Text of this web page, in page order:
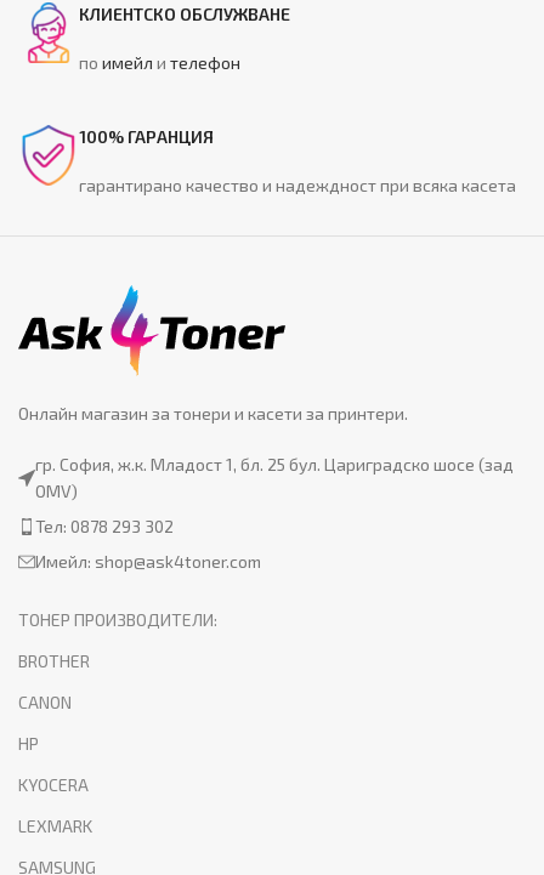
КЛИЕНТСКО ОБСЛУЖВАНЕ
поимейл ителефон
100% ГАРАНЦИЯ
гарантирано качество и надеждност при всяка касета
Онлайн магазин за тонери и касети за принтери.
гр. София, ж.к. Младост 1, бл. 25 бул. Цариградско шосе (зад
OMV)
Тел: 0878 293 302
Имейл: shop@ask4toner.com
ТОНЕР ПРОИЗВОДИТЕЛИ:
BROTHER
CANON
HP
KYOCERA
LEXMARK
SAMSUNG